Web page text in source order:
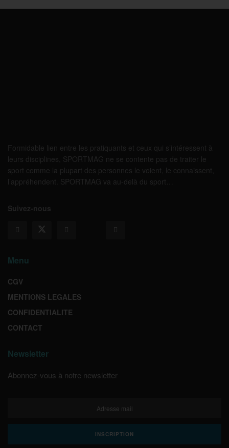
Formidable lien entre les pratiquants et ceux qui s’intéressent à
leurs disciplines, SPORTMAG ne se contente pas de traiter le
sport comme la plupart des personnes le voient, le connaissent,
l’appréhendent. SPORTMAG va au-delà du sport…
Suivez-nous
Menu
CGV
MENTIONS LEGALES
CONFIDENTIALITE
CONTACT
Newsletter
Abonnez-vous à notre newsletter